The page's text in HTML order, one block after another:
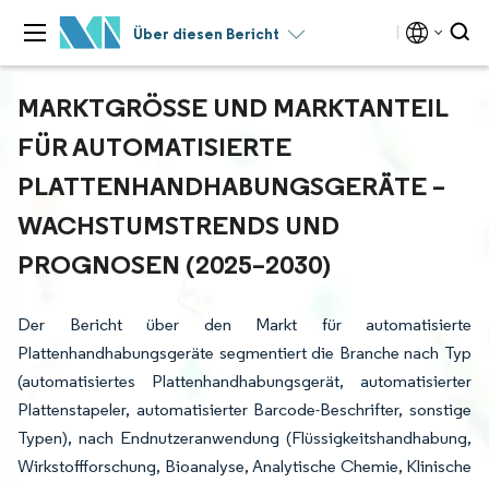
Über diesen Bericht
MARKTGRÖSSE UND MARKTANTEIL F
ÜR AUTOMATISIERTE P
LATTENHANDHABUNGSGERÄTE – W
ACHSTUMSTRENDS UND P
ROGNOSEN (2025–2030)
Der Bericht über den Markt für automatisierte
Plattenhandhabungsgeräte segmentiert die Branche nach Typ
(automatisiertes Plattenhandhabungsgerät, automatisierter
Plattenstapeler, automatisierter Barcode-Beschrifter, sonstige
Typen), nach Endnutzeranwendung (Flüssigkeitshandhabung,
Wirkstoffforschung, Bioanalyse, Analytische Chemie, Klinische